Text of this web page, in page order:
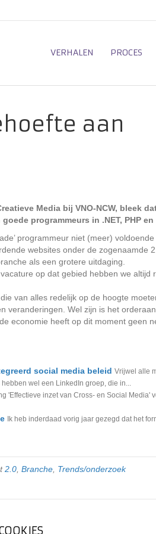
VERHALEN PROCES
aan
Media bij VNO-NCW, bleek
programmeurs in .NET, PHP en
programmeur niet (meer) voldoende
websites onder de zogenaamde
als een grotere uitdaging.
op dat gebied hebben we altijd
van alles redelijk op de hoogte
veranderingen. Wel zijn is het
economie heeft op dit moment geen
social media beleid Vrijwel alle
wel een LinkedIn groep, die in...
'Effectieve inzet van Cross- en Social Media'
Ik heb inderdaad vorig jaar gezegd dat het
2.0 Branche Trends/onderzoek